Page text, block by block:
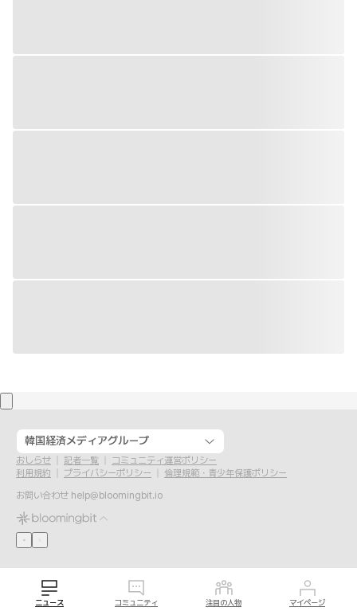
韓国経済メディアグループ
おしらせ 記者一覧
コミュニティ運営ポリシー
利用規約
プライバシーポリシー
倫理規範・青少年保護ポリシー
お問い合わせ help@bloomingbit.io
ニュース コミュニティ 注目の人物 マイページ